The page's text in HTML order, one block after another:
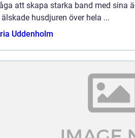
att skapa starka band med sina
husdjuren över hela ...
Uddenholm